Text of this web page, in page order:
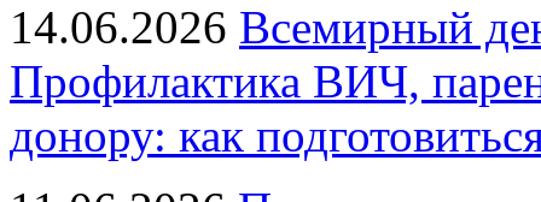
14.06.2026 Всемирный
Профилактика ВИЧ,
донору: как